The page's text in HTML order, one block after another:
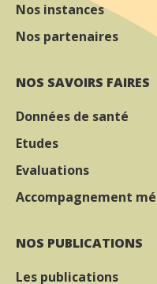
Nos instances
Nos partenaires
NOS SAVOIRS FAIRES
Données de santé
Etudes
Evaluations
Accompagnement
NOS PUBLICATIONS
Les publications